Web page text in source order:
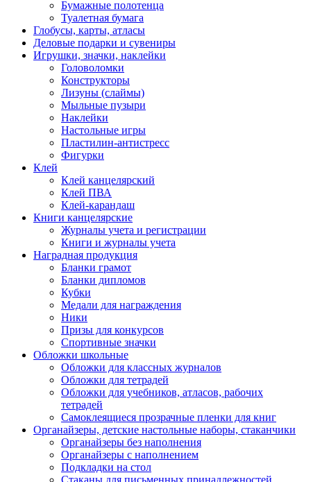
Бумажные полотенца
Туалетная бумага
Глобусы, карты, атласы
Деловые подарки и сувениры
Игрушки, значки, наклейки
Головоломки
Конструкторы
Лизуны (слаймы)
Мыльные пузыри
Наклейки
Настольные игры
Пластилин-антистресс
Фигурки
Клей
Клей канцелярский
Клей ПВА
Клей-карандаш
Книги канцелярские
Журналы учета и регистрации
Книги и журналы учета
Наградная продукция
Бланки грамот
Бланки дипломов
Кубки
Медали для награждения
Ники
Призы для конкурсов
Спортивные значки
Обложки школьные
Обложки для классных журналов
Обложки для тетрадей
Обложки для учебников, атласов, рабочих
тетрадей
Самоклеящиеся прозрачные пленки для книг
Органайзеры, детские настольные наборы, стаканчики
Органайзеры без наполнения
Органайзеры с наполнением
Подкладки на стол
Стаканы для письменных принадлежностей